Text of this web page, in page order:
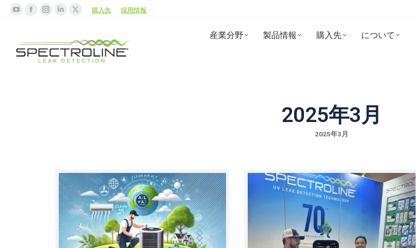
購入先 採用情報
産業分野 製品情報 購入先 について
2025年3月
2025年3月